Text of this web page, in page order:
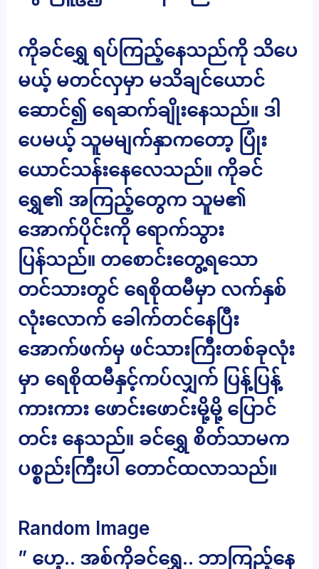
ကိုခင်ရွှေ ရပ်ကြည့်နေသည်ကို သိပေ
မယ့် မတင်လှမှာ မသိချင်ယောင်
ဆောင်၍ ရေဆက်ချိုးနေသည်။ ဒါ
ပေမယ့် သူမမျက်နှာကတော့ ပြုံး
ယောင်သန်းနေလေသည်။ ကိုခင်
ရွှေ၏ အကြည့်တွေက သူမ၏
အောက်ပိုင်းကို ရောက်သွား
ပြန်သည်။ တစောင်းတွေ့ရသော
တင်သားတွင် ရေစိုထမီမှာ လက်နှစ်
လုံးလောက် ခေါက်တင်နေပြီး
အောက်ဖက်မှ ဖင်သားကြီးတစ်ခုလုံး
မှာ ရေစိုထမီနှင့်ကပ်လျှက် ပြန့်ပြန့်
ကားကား ဖောင်းဖောင်းမို့မို့ ပြောင်
တင်း နေသည်။ ခင်ရွှေ စိတ်သာမက
ပစ္စည်းကြီးပါ တောင်ထလာသည်။
Random Image
” ဟေ့.. အစ်ကိုခင်ရွှေ.. ဘာကြည့်နေ